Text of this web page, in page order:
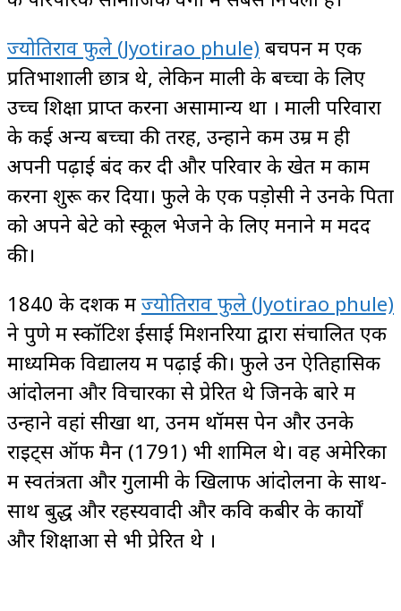
ज्योतिराव फुले (Jyotirao phule) बचपन में एक
प्रतिभाशाली छात्र थे, लेकिन माली के बच्चों के लिए
उच्च शिक्षा प्राप्त करना असामान्य था । माली परिवारों
के कई अन्य बच्चों की तरह, उन्होंने कम उम्र में ही
अपनी पढ़ाई बंद कर दी और परिवार के खेत में काम
करना शुरू कर दिया। फुले के एक पड़ोसी ने उनके पिता
को अपने बेटे को स्कूल भेजने के लिए मनाने में मदद
की।
1840 के दशक में ज्योतिराव फुले (Jyotirao phule)
ने पुणे में स्कॉटिश ईसाई मिशनरियों द्वारा संचालित एक
माध्यमिक विद्यालय में पढ़ाई की। फुले उन ऐतिहासिक
आंदोलनों और विचारकों से प्रेरित थे जिनके बारे में
उन्होंने वहां सीखा था, उनमें थॉमस पेन और उनके
राइट्स ऑफ मैन (1791) भी शामिल थे। वह अमेरिका
में स्वतंत्रता और गुलामी के खिलाफ आंदोलनों के साथ-
साथ बुद्ध और रहस्यवादी और कवि कबीर के कार्यों
और शिक्षाओं से भी प्रेरित थे ।